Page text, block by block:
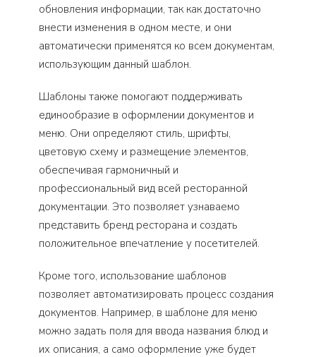
обновления информации, так как достаточно
внести изменения в одном месте, и они
автоматически применятся ко всем документам,
использующим данный шаблон.
Шаблоны также помогают поддерживать
единообразие в оформлении документов и
меню. Они определяют стиль, шрифты,
цветовую схему и размещение элементов,
обеспечивая гармоничный и
профессиональный вид всей ресторанной
документации. Это позволяет узнаваемо
представить бренд ресторана и создать
положительное впечатление у посетителей.
Кроме того, использование шаблонов
позволяет автоматизировать процесс создания
документов. Например, в шаблоне для меню
можно задать поля для ввода названия блюд и
их описания, а само оформление уже будет